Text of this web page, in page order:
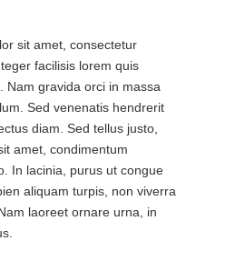
sit amet, consectetur
facilisis lorem quis
Nam gravida orci in massa
Sed venenatis hendrerit
diam. Sed tellus justo,
amet, condimentum
In lacinia, purus ut congue
aliquam turpis, non viverra
laoreet ornare urna, in